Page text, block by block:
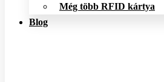
Még több RFID kártya
Blog